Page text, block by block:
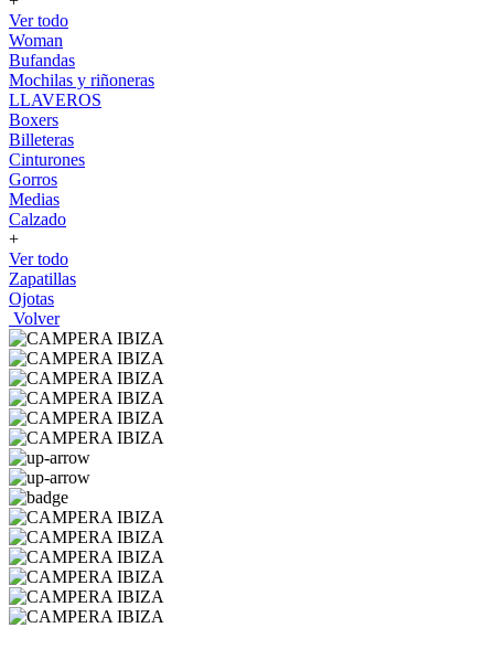
Ver todo
Woman
Bufandas
Mochilas y riñoneras
LLAVEROS
Boxers
Billeteras
Cinturones
Gorros
Medias
Calzado
+
Ver todo
Zapatillas
Ojotas
Volver